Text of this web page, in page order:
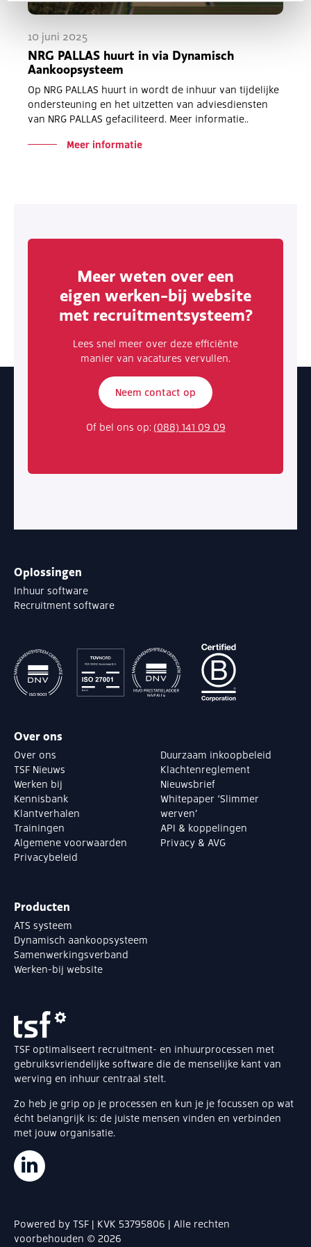
10 juni 2025
NRG PALLAS huurt in via Dynamisch
Aankoopsysteem
Op NRG PALLAS huurt in wordt de inhuur van tijdelijke
ondersteuning en het uitzetten van adviesdiensten
van NRG PALLAS gefaciliteerd. Meer informatie..
Meer informatie
Meer weten over een
eigen werken-bij website
met recruitmentsysteem?
Lees snel meer over deze efficiënte
manier van vacatures vervullen.
Neem contact op
Of bel ons op: (088) 141 09 09
Oplossingen
Inhuur software
Recruitment software
Over ons
Over ons
TSF Nieuws
Werken bij
Kennisbank
Klantverhalen
Trainingen
Algemene voorwaarden
Privacybeleid
Duurzaam inkoopbeleid
Klachtenreglement
Nieuwsbrief
Whitepaper ‘Slimmer
werven’
API & koppelingen
Privacy & AVG
Producten
ATS systeem
Dynamisch aankoopsysteem
Samenwerkingsverband
Werken-bij website
TSF optimaliseert recruitment- en inhuurprocessen met
gebruiksvriendelijke software die de menselijke kant van
werving en inhuur centraal stelt.
Zo heb je grip op je processen en kun je je focussen op wat
écht belangrijk is: de juiste mensen vinden en verbinden
met jouw organisatie.
Powered by TSF | KVK 53795806 | Alle rechten
voorbehouden © 2026